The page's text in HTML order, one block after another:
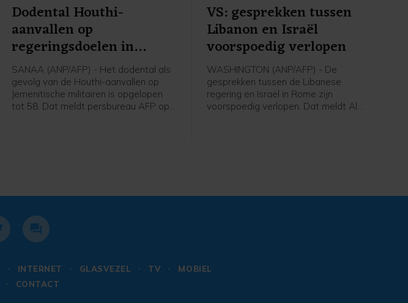
Dodental Houthi-
aanvallen op
regeringsdoelen in
Jemen opgelopen
SANAA (ANP/AFP) - Het dodental als
gevolg van de Houthi-aanvallen op
Jemenitische militairen is opgelopen
tot 58. Dat meldt persbureau AFP op
VS: gesprekken tussen
Libanon en Israël
voorspoedig verlopen
WASHINGTON (ANP/AFP) - De
gesprekken tussen de Libanese
regering en Israël in Rome zijn
voorspoedig verlopen. Dat meldt Al
INTERNET GLASVEZEL TV
MOBIEL
CONTACT